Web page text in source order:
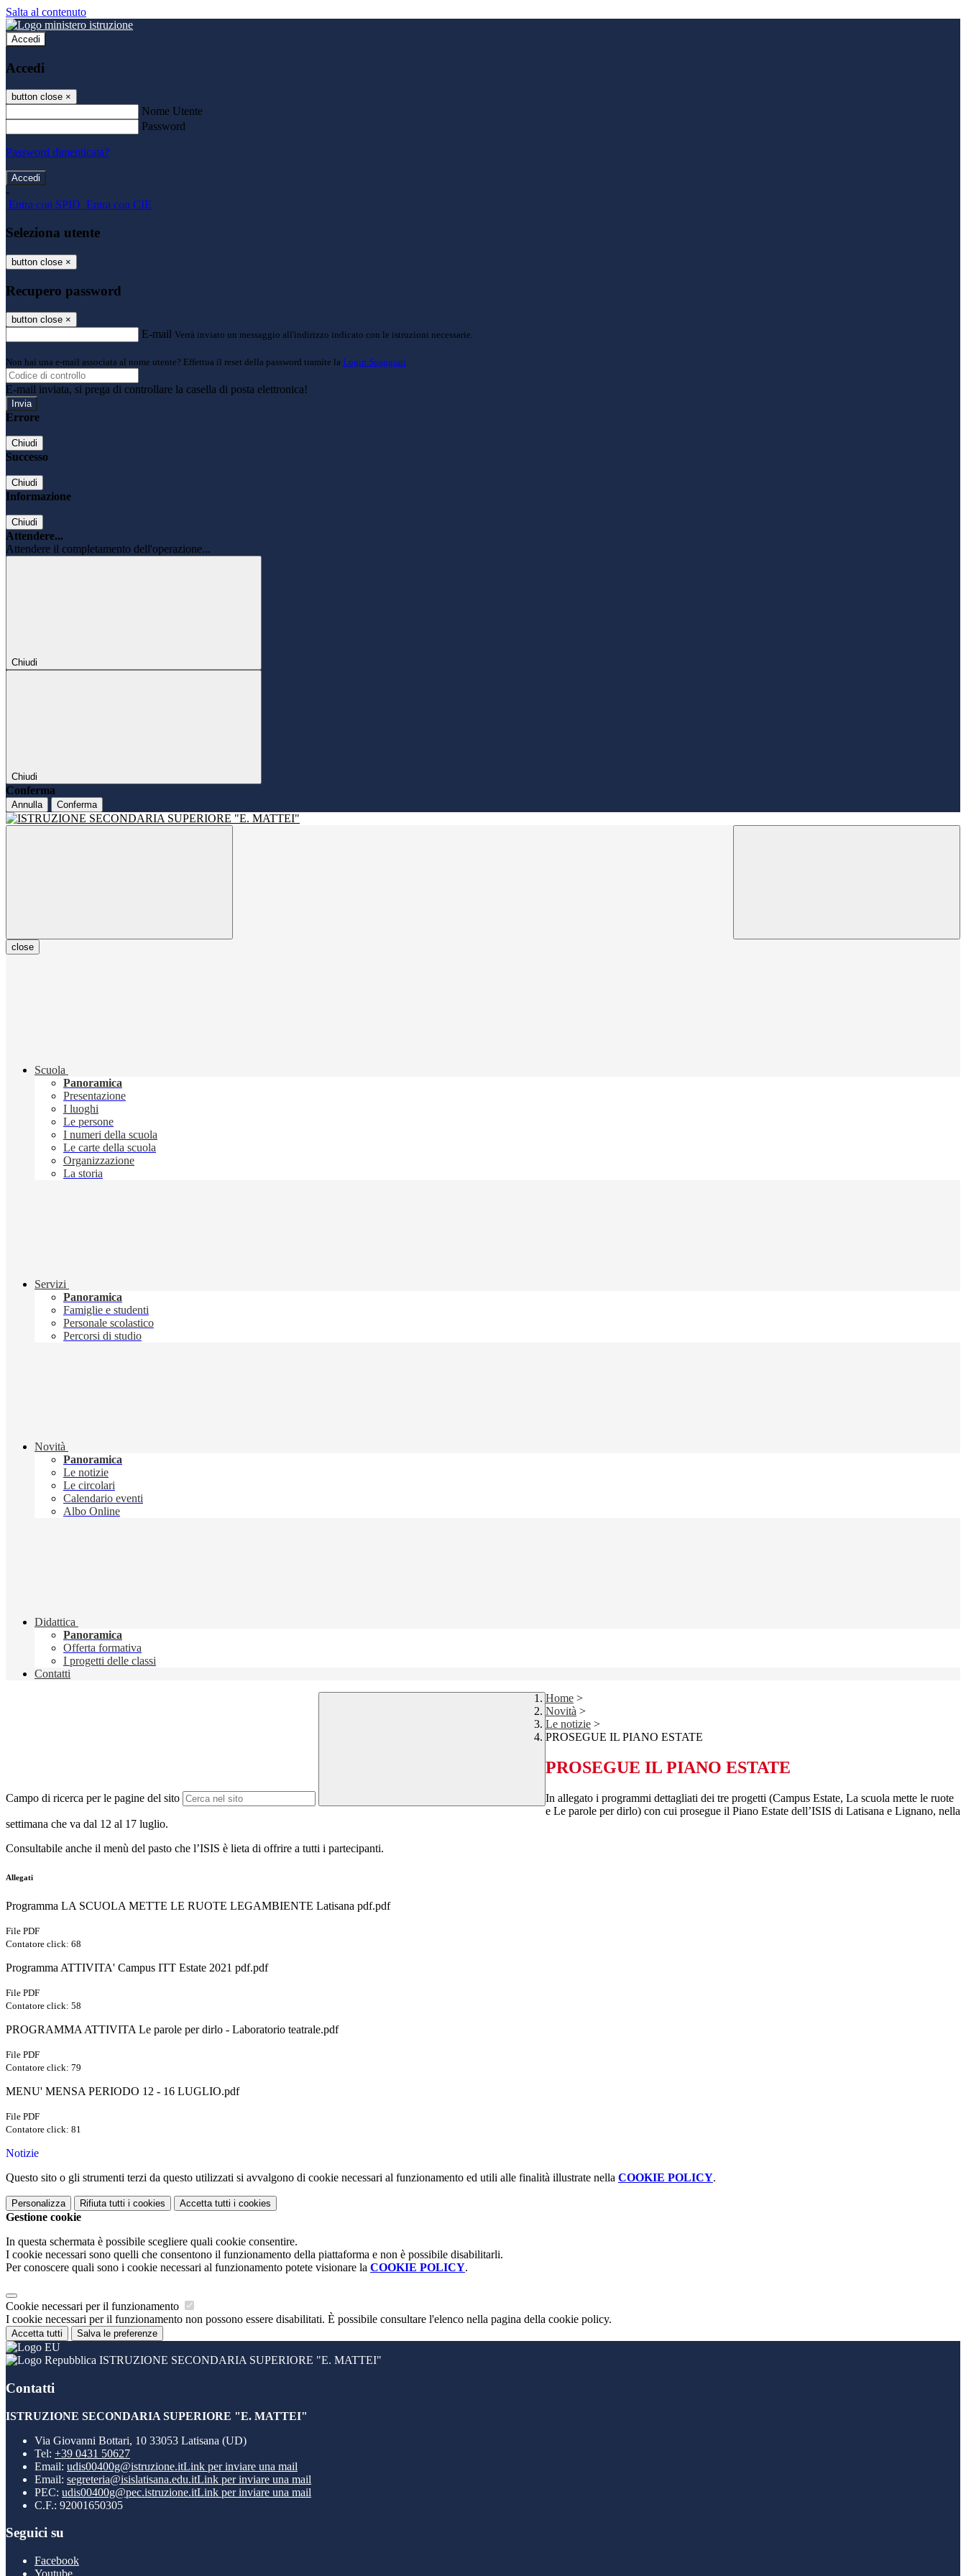
Salta al contenuto
Accedi
Accedi
button close ×
Nome Utente
Password
Password dimenticata?
-
Entra con SPID Entra con CIE
Seleziona utente
button close ×
Recupero password
button close ×
E-mail Verrà inviato un messaggio all'indirizzo indicato con le istruzioni necessarie.
Non hai una e-mail associata al nome utente? Effettua il reset della password tramite la Login Spaggiari
E-mail inviata, si prega di controllare la casella di posta elettronica!
Errore
Chiudi
Successo
Chiudi
Informazione
Chiudi
Attendere...
Attendere il completamento dell'operazione...
Chiudi
Chiudi
Conferma
Annulla Conferma
close
Scuola
Panoramica
Presentazione
I luoghi
Le persone
I numeri della scuola
Le carte della scuola
Organizzazione
La storia
Servizi
Panoramica
Famiglie e studenti
Personale scolastico
Percorsi di studio
Novità
Panoramica
Le notizie
Le circolari
Calendario eventi
Albo Online
Didattica
Panoramica
Offerta formativa
I progetti delle classi
Contatti
Campo di ricerca per le pagine del sito
Home >
Novità >
Le notizie >
PROSEGUE IL PIANO ESTATE
PROSEGUE IL PIANO ESTATE
In allegato i programmi dettagliati dei tre progetti (Campus Estate, La scuola mette le ruote
e Le parole per dirlo) con cui prosegue il Piano Estate dell’ISIS di Latisana e Lignano, nella
settimana che va dal 12 al 17 luglio.
Consultabile anche il menù del pasto che l’ISIS è lieta di offrire a tutti i partecipanti.
Allegati
Programma LA SCUOLA METTE LE RUOTE LEGAMBIENTE Latisana pdf.pdf
File PDF
Contatore click: 68
Programma ATTIVITA' Campus ITT Estate 2021 pdf.pdf
File PDF
Contatore click: 58
PROGRAMMA ATTIVITA Le parole per dirlo - Laboratorio teatrale.pdf
File PDF
Contatore click: 79
MENU' MENSA PERIODO 12 - 16 LUGLIO.pdf
File PDF
Contatore click: 81
Notizie
Questo sito o gli strumenti terzi da questo utilizzati si avvalgono di cookie necessari al funzionamento ed utili alle finalità illustrate nella COOKIE POLICY.
Personalizza Rifiuta tutti i cookies Accetta tutti i cookies
Gestione cookie
In questa schermata è possibile scegliere quali cookie consentire.
I cookie necessari sono quelli che consentono il funzionamento della piattaforma e non è possibile disabilitarli.
Per conoscere quali sono i cookie necessari al funzionamento potete visionare la COOKIE POLICY.
Cookie necessari per il funzionamento
I cookie necessari per il funzionamento non possono essere disabilitati. È possibile consultare l'elenco nella pagina della cookie policy.
Accetta tutti Salva le preferenze
ISTRUZIONE SECONDARIA SUPERIORE "E. MATTEI"
Contatti
ISTRUZIONE SECONDARIA SUPERIORE "E. MATTEI"
Via Giovanni Bottari, 10 33053 Latisana (UD)
Tel: +39 0431 50627
Email: udis00400g@istruzione.itLink per inviare una mail
Email: segreteria@isislatisana.edu.itLink per inviare una mail
PEC: udis00400g@pec.istruzione.itLink per inviare una mail
C.F.: 92001650305
Seguici su
Facebook
Youtube